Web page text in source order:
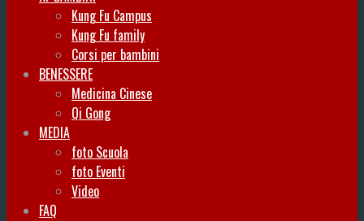
Kung Fu Campus
Kung Fu family
Corsi per bambini
BENESSERE
Medicina Cinese
Qi Gong
MEDIA
foto Scuola
foto Eventi
Video
FAQ